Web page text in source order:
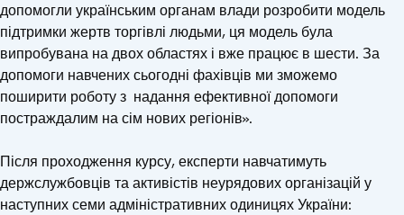
допомогли українським органам влади розробити модель
підтримки жертв торгівлі людьми, ця модель була
випробувана на двох областях і вже працює в шести. За
допомоги навчених сьогодні фахівців ми зможемо
поширити роботу з надання ефективної допомоги
постраждалим на сім нових регіонів».
Після проходження курсу, експерти навчатимуть
держслужбовців та активістів неурядових організацій у
наступних семи адміністративних одиницях України: